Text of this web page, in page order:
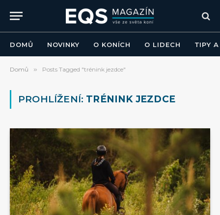
DOMŮ NOVINKY O KONÍCH O LIDECH TIPY A
Domů » Posts Tagged "trénink jezdce"
PROHLÍŽENÍ: TRÉNINK JEZDCE